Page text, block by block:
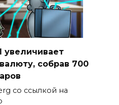
увеличивает
собрав 700
со ссылкой на